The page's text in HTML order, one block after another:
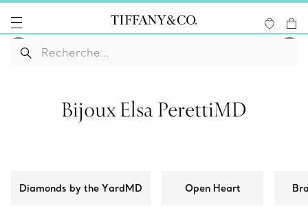
Bijoux Elsa PerettiMD
Diamonds by the YardMD Open Heart